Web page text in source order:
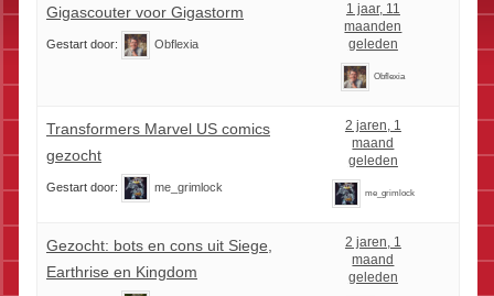
Gigascouter voor Gigastorm
Gestart door: Obflexia
1 jaar, 11
maanden
geleden
Obflexia
Transformers Marvel US comics
gezocht
Gestart door: me_grimlock
2 jaren, 1
maand
geleden
me_grimlock
Gezocht: bots en cons uit Siege,
Earthrise en Kingdom
2 jaren, 1
maand
geleden